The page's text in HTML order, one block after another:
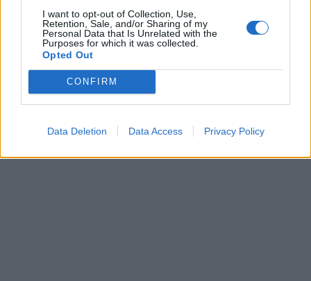
I want to opt-out of Collection, Use,
Retention, Sale, and/or Sharing of my
Personal Data that Is Unrelated with the
Purposes for which it was collected.
Opted Out
CONFIRM
Data Deletion Data Access Privacy Policy